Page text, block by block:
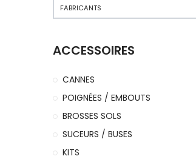
FABRICANTS
ACCESSOIRES
CANNES
POIGNÉES / EMBOUTS
BROSSES SOLS
SUCEURS / BUSES
KITS